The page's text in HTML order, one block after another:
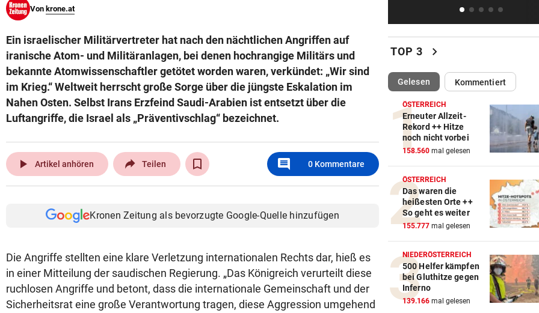
Von krone.at
Ein israelischer Militärvertreter hat nach den nächtlichen Angriffen auf
iranische Atom- und Militäranlagen, bei denen hochrangige Militärs und
bekannte Atomwissenschaftler getötet worden waren, verkündet: „Wir sind
im Krieg.“ Weltweit herrscht große Sorge über die jüngste Eskalation im
Nahen Osten. Selbst Irans Erzfeind Saudi-Arabien ist entsetzt über die
Luftangriffe, die Israel als „Präventivschlag“ bezeichnet.
play_arrow Artikel anhören Teilen comment 0 Kommentare
Kronen Zeitung als bevorzugte Google-Quelle hinzufügen
Die Angriffe stellten eine klare Verletzung internationalen Rechts dar, hieß es
in einer Mitteilung der saudischen Regierung. „Das Königreich verurteilt diese
ruchlosen Angriffe und betont, dass die internationale Gemeinschaft und der
Sicherheitsrat eine große Verantwortung tragen, diese Aggression umgehend
Altachs Massombo kennt
Schlüssel zum Erfolg
Zigarettenstummel Grund für
Brand in Wohnhaus
CHEF VON VERSICHERUNG: vor
„Ein kalkulierbares Wetter
nicht mehr“
Ex-Weltmeisterin: „Dann
heute gelähmt!“
TRAUER UM 26-JÄHRIGE vor
TikTokerin Sydney Towle
Kampf gegen Krebs
ÖSTERREICHER BETROFFEN
Abfallhandel in Südtirol:
TOP 3 chevron_right
Gelesen(ausgewählt)Kommentiert
ÖSTERREICH
Erneuter Allzeit-
Rekord ++ Hitze
noch nicht vorbei
158.560 mal gelesen
ÖSTERREICH
Das waren die
heißesten Orte ++
So geht es weiter
155.777 mal gelesen
NIEDERÖSTERREICH
500 Helfer kämpfen
bei Gluthitze gegen
Inferno
139.166 mal gelesen